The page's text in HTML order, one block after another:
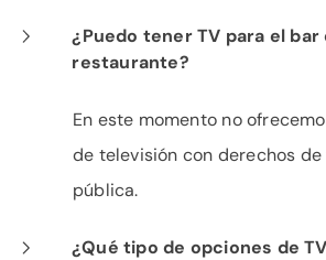
¿Puedo tener TV para el bar
restaurante?
En este momento no
de televisión con derechos
pública.
¿Qué tipo de opciones de